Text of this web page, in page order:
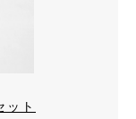
ット